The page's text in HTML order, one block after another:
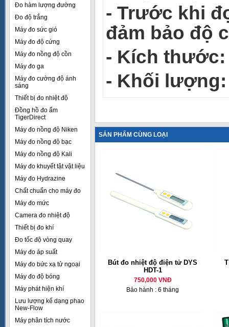
Đo hàm lượng đường
Đo độ trắng
Máy đo sức gió
Máy đo độ cứng
Máy đo nồng độ cồn
Máy đo ga
Máy đo cường độ ánh
sáng
Thiết bị đo nhiệt độ
Đồng hồ đo ẩm
TigerDirect
Máy đo nồng độ Niken
Máy đo nồng độ bạc
Máy đo nồng độ Kali
Máy đo khuyết tật vật liệu
Máy đo Hydrazine
Chất chuẩn cho máy đo
Máy đo mức
Camera đo nhiệt độ
Thiết bị đo khí
Đo tốc độ vòng quay
Máy đo áp suất
Máy đo bức xạ tử ngoại
Máy đo độ bóng
Máy phát hiện khí
Lưu lượng kế dạng phao
New-Flow
Máy phân tích nước
- Trước khi
đảm bảo độ
- Kích thước:
- Khối lượng:
SẢN PHẨM CÙNG LOẠI
Bút đo nhiệt độ điện tử DYS
HDT-1
750,000 VNĐ
Bảo hành : 6 tháng